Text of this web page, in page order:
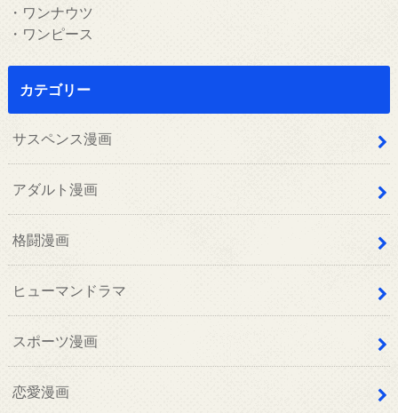
・ワンナウツ
・ワンピース
カテゴリー
サスペンス漫画
アダルト漫画
格闘漫画
ヒューマンドラマ
スポーツ漫画
恋愛漫画